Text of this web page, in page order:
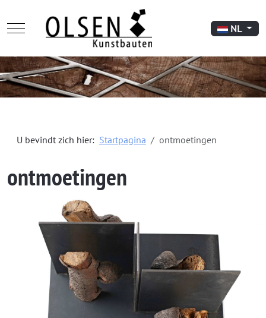
Mobile Menu Toggle Selecteer de
NL
U bevindt zich hier: Startpagina ontmoetingen
ontmoetingen